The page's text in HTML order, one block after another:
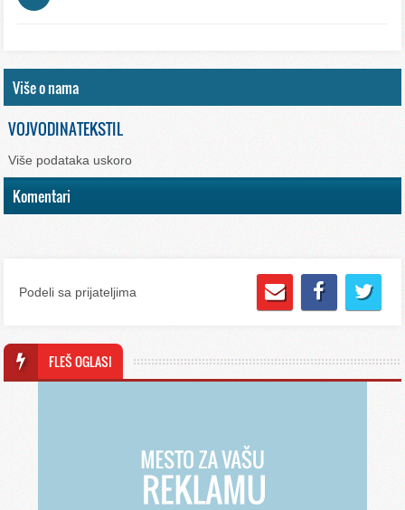
Više o nama
VOJVODINATEKSTIL
Više podataka uskoro
Komentari
Podeli sa prijateljima
FLEŠ OGLASI